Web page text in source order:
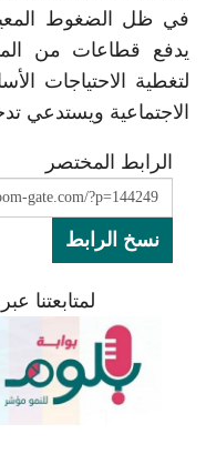
في ظل الضغوط
يدفع قطاعات من
لتغطية الاحتياجات
الاجتماعية ويستدعي
الرابط المختصر
نسخ الرابط
لمتابعتنا